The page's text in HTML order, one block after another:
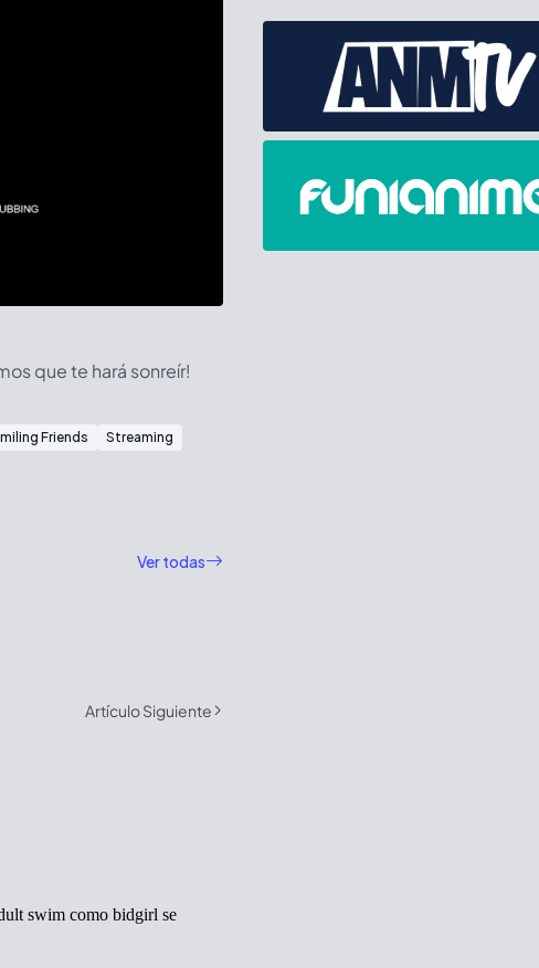
que te hará sonreír!
Friends
Streaming
Ver todas
Artículo Siguiente